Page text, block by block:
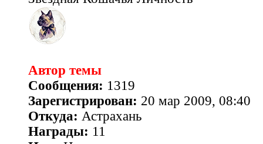
Автор темы
Сообщения: 1319
Зарегистрирован: 20 мар 2009, 08:40
Откуда: Астрахань
Награды: 11